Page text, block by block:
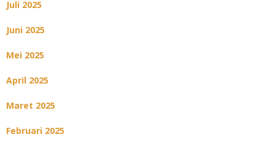
Juli 2025
Juni 2025
Mei 2025
April 2025
Maret 2025
Februari 2025